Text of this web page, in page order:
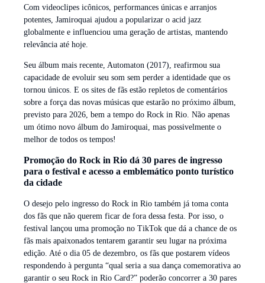
Com videoclipes icônicos, performances únicas e arranjos
potentes, Jamiroquai ajudou a popularizar o acid jazz
globalmente e influenciou uma geração de artistas, mantendo
relevância até hoje.
Seu álbum mais recente, Automaton (2017), reafirmou sua
capacidade de evoluir seu som sem perder a identidade que os
tornou únicos. E os sites de fãs estão repletos de comentários
sobre a força das novas músicas que estarão no próximo álbum,
previsto para 2026, bem a tempo do Rock in Rio. Não apenas
um ótimo novo álbum do Jamiroquai, mas possivelmente o
melhor de todos os tempos!
Promoção do Rock in Rio dá 30 pares de ingresso
para o festival e acesso a emblemático ponto turístico
da cidade
O desejo pelo ingresso do Rock in Rio também já toma conta
dos fãs que não querem ficar de fora dessa festa. Por isso, o
festival lançou uma promoção no TikTok que dá a chance de os
fãs mais apaixonados tentarem garantir seu lugar na próxima
edição. Até o dia 05 de dezembro, os fãs que postarem vídeos
respondendo à pergunta “qual seria a sua dança comemorativa ao
garantir o seu Rock in Rio Card?” poderão concorrer a 30 pares